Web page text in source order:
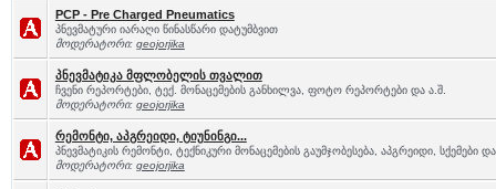
PCP - Pre Charged Pneumatics
პნევმატური იარაღი წინასწარი დატუმბვით
მოდერატორი: geojorjika
პნევმატიკა მფლობელის თვალით
ჩვენი რეპორტები, ტექ. მონაცემების განხილვა, ფოტო რეპორტები და ა.შ.
მოდერატორი: geojorjika
რემონტი, აპგრეიდი, ტიუნინგი...
პნევმატიკის რემონტი, ტექნიკური მონაცემების გაუმჯობესება, აპგრეიდი, სქემები
მოდერატორი: geojorjika